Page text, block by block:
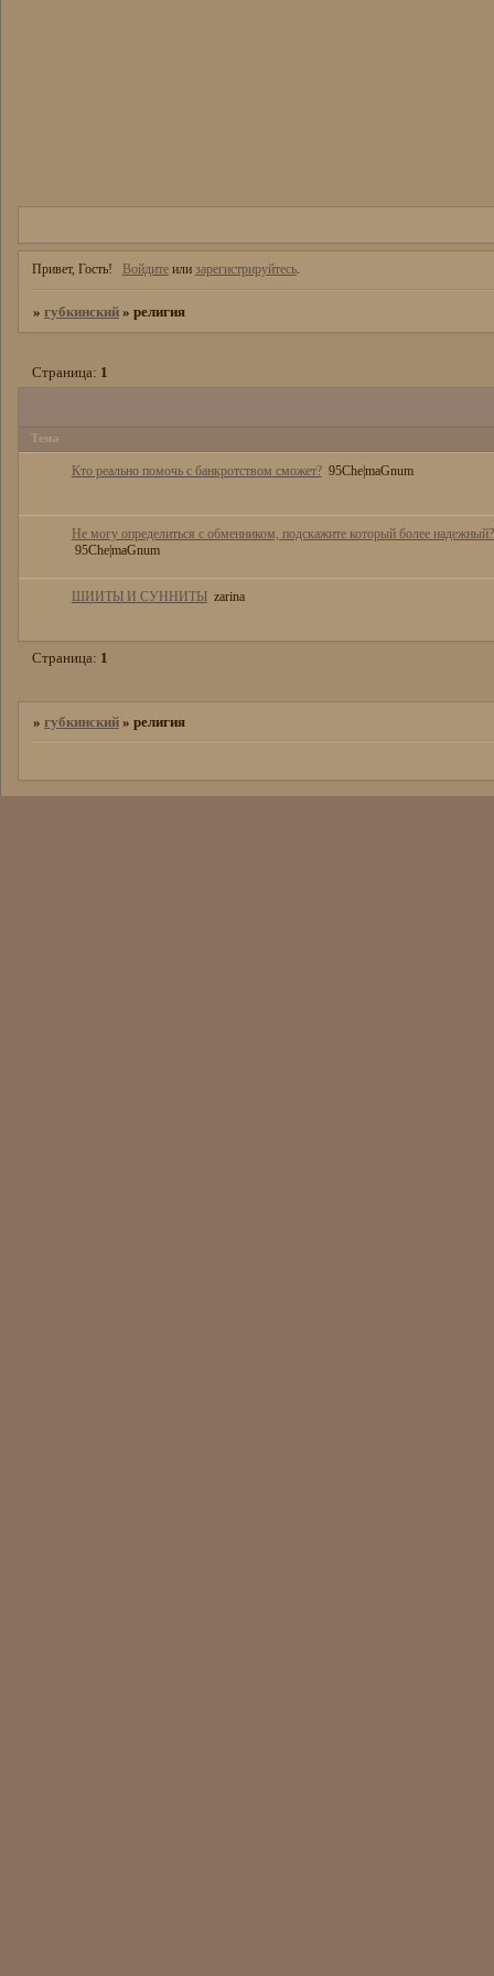
Привет, Гость! Войдитеили зарегистрируйтесь.
» губкинский » религия
Страница: 1
Тема
Кто реально помочь с банкротством сможет? 95Che|maGnum
Не могу определиться с обменником, подскажите который более надежный?
95Che|maGnum
ШИИТЫ И СУННИТЫ zarina
Страница: 1
» губкинский » религия